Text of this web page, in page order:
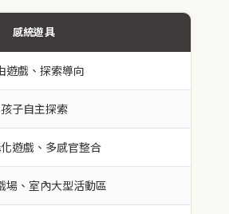
感統遊具
遊戲、探索導向
孩子自主探索
遊戲、多感官整合
場、室內大型活動區